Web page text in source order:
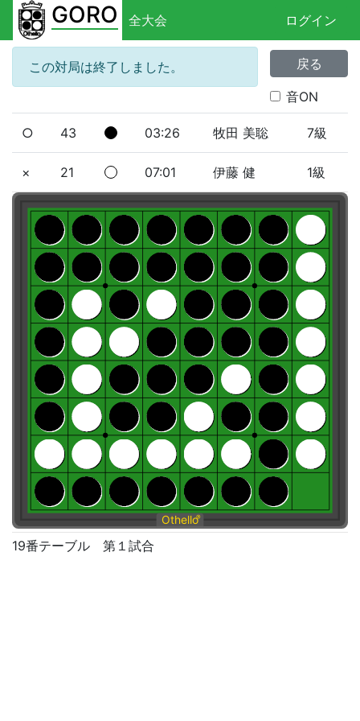
GORO 全大会 ログイン
この対局は終了しました。 戻る
音ON
○ 43 03:26 牧田 美聡 7級
× 21 07:01 伊藤 健 1級
Othello®
19番テーブル 第１試合